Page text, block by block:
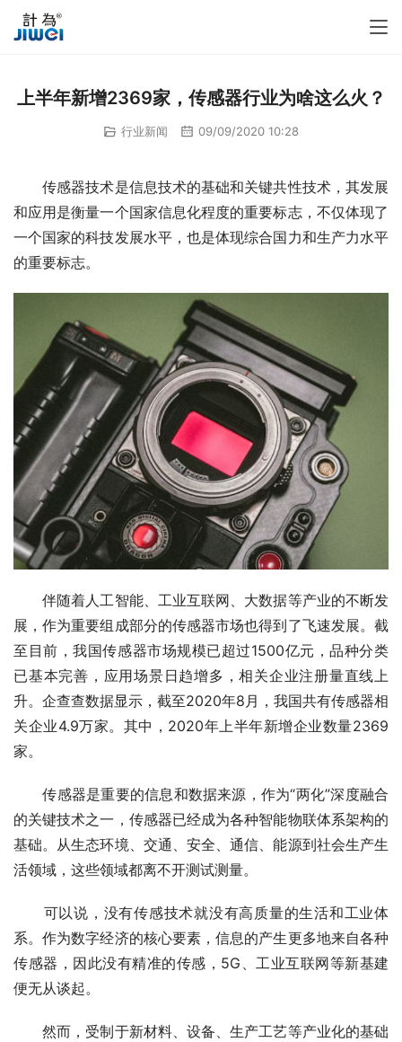
上半年新增2369家，传感器行业为啥这么火？
行业新闻 09/09/2020 10:28
传感器技术是信息技术的基础和关键共性技术，其发展
和应用是衡量一个国家信息化程度的重要标志，不仅体现了
一个国家的科技发展水平，也是体现综合国力和生产力水平
的重要标志。
伴随着人工智能、工业互联网、大数据等产业的不断发
展，作为重要组成部分的传感器市场也得到了飞速发展。截
至目前，我国传感器市场规模已超过1500亿元，品种分类
已基本完善，应用场景日趋增多，相关企业注册量直线上
升。企查查数据显示，截至2020年8月，我国共有传感器相
关企业4.9万家。其中，2020年上半年新增企业数量2369
家。
传感器是重要的信息和数据来源，作为“两化”深度融合
的关键技术之一，传感器已经成为各种智能物联体系架构的
基础。从生态环境、交通、安全、通信、能源到社会生产生
活领域，这些领域都离不开测试测量。
可以说，没有传感技术就没有高质量的生活和工业体
系。作为数字经济的核心要素，信息的产生更多地来自各种
传感器，因此没有精准的传感，5G、工业互联网等新基建
便无从谈起。
然而，受制于新材料、设备、生产工艺等产业化的基础